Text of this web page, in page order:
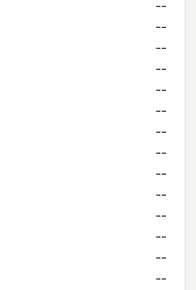
--
--
--
--
--
--
--
--
--
--
--
--
--
--